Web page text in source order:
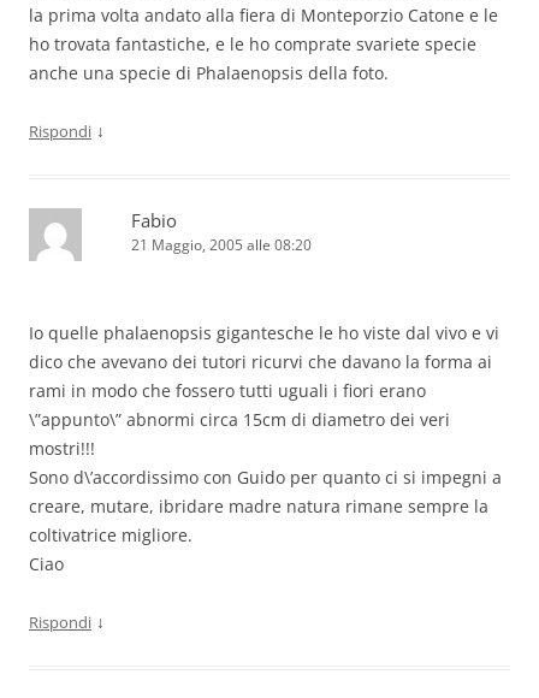
la prima volta andato alla fiera di Monteporzio Catone e le
ho trovata fantastiche, e le ho comprate svariete specie
anche una specie di Phalaenopsis della foto.
Rispondi ↓
Fabio
21 Maggio, 2005 alle 08:20
Io quelle phalaenopsis gigantesche le ho viste dal vivo e vi
dico che avevano dei tutori ricurvi che davano la forma ai
rami in modo che fossero tutti uguali i fiori erano
\”appunto\” abnormi circa 15cm di diametro dei veri
mostri!!!
Sono d\’accordissimo con Guido per quanto ci si impegni a
creare, mutare, ibridare madre natura rimane sempre la
coltivatrice migliore.
Ciao
Rispondi ↓